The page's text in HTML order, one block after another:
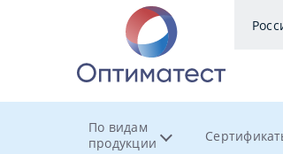
По видам
продукции